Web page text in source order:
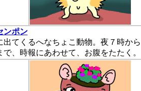
ンポン
てくるへなちょこ動物。夜７時から
で、時報にあわせて、お腹をたたく。